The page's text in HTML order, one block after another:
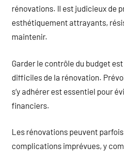
rénovations. Il est judicieux de
esthétiquement attrayants,
maintenir.
Garder le contrôle du budget
difficiles de la rénovation.
s’y adhérer est essentiel pour
financiers.
Les rénovations peuvent
complications imprévues, y